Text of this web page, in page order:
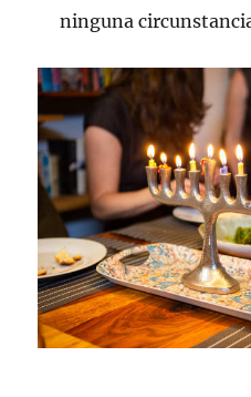
ninguna